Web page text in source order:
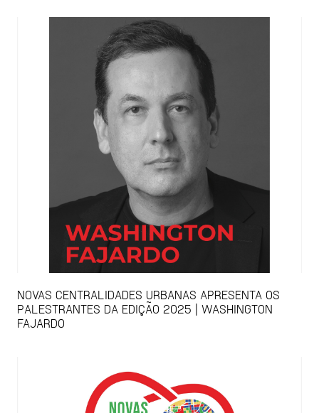
NOVAS CENTRALIDADES URBANAS APRESENTA OS
PALESTRANTES DA EDIÇÃO 2025 | WASHINGTON
FAJARDO